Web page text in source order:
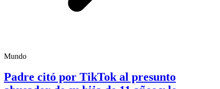
Mundo
Padre citó por TikTok al presunto